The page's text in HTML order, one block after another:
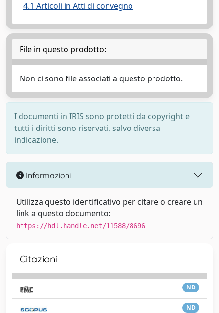
4.1 Articoli in Atti di convegno
File in questo prodotto:
Non ci sono file associati a questo prodotto.
I documenti in IRIS sono protetti da copyright e
tutti i diritti sono riservati, salvo diversa
indicazione.
Informazioni
Utilizza questo identificativo per citare o creare un
link a questo documento:
https://hdl.handle.net/11588/8696
Citazioni
ND
ND